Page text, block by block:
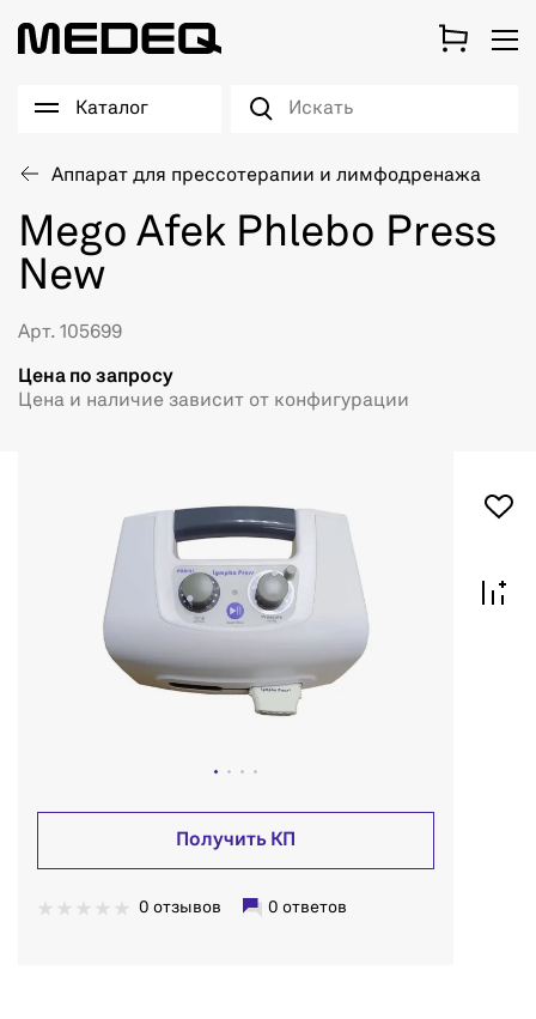
Каталог
Аппарат для прессотерапии и лимфодренажа
Mego Afek Phlebo Press
New
Арт. 105699
Цена по запросу
Цена и наличие зависит от конфигурации
Получить КП
0 отзывов 0 ответов